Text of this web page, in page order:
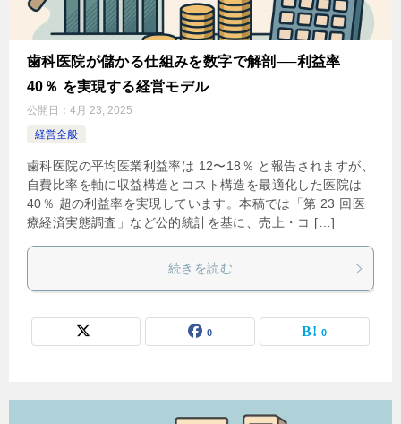
歯科医院が儲かる仕組みを数字で解剖──利益率
40％ を実現する経営モデル
公開日： 4月 23, 2025
経営全般
歯科医院の平均医業利益率は 12〜18％ と報告されますが、
自費比率を軸に収益構造とコスト構造を最適化した医院は
40％ 超の利益率を実現しています​。本稿では「第 23 回医
療経済実態調査」など公的統計を基に、売上・コ […]
続きを読む
0 0